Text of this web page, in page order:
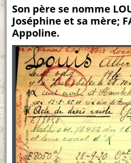
Son père se nomme
Joséphine et sa mère;
Appoline.